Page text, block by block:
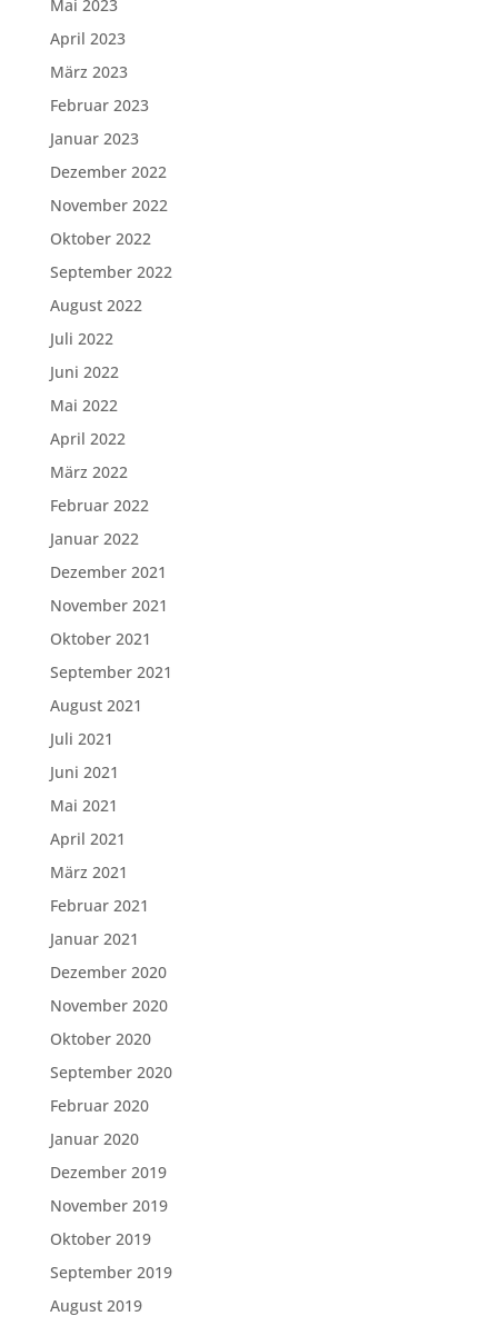
Mai 2023
April 2023
März 2023
Februar 2023
Januar 2023
Dezember 2022
November 2022
Oktober 2022
September 2022
August 2022
Juli 2022
Juni 2022
Mai 2022
April 2022
März 2022
Februar 2022
Januar 2022
Dezember 2021
November 2021
Oktober 2021
September 2021
August 2021
Juli 2021
Juni 2021
Mai 2021
April 2021
März 2021
Februar 2021
Januar 2021
Dezember 2020
November 2020
Oktober 2020
September 2020
Februar 2020
Januar 2020
Dezember 2019
November 2019
Oktober 2019
September 2019
August 2019